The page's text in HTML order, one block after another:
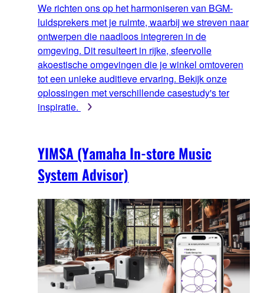
We richten ons op het harmoniseren van BGM-
luidsprekers met je ruimte, waarbij we streven naar
ontwerpen die naadloos integreren in de
omgeving. Dit resulteert in rijke, sfeervolle
akoestische omgevingen die je winkel omtoveren
tot een unieke auditieve ervaring. Bekijk onze
oplossingen met verschillende casestudy's ter
inspiratie.
YIMSA (Yamaha In-store Music
System Advisor)